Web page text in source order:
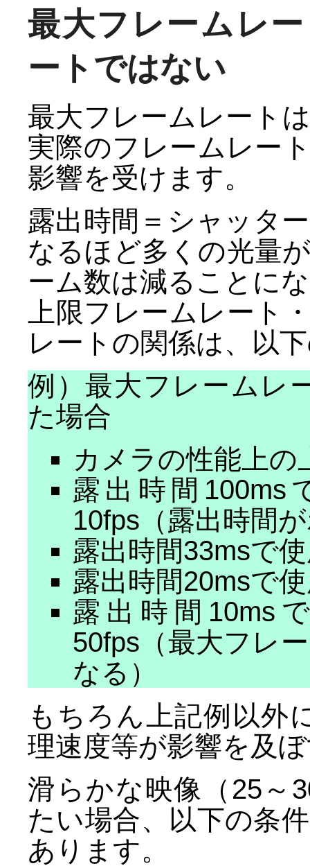
最大フレームレ
ートではない
最大フレームレート
実際のフレームレー
影響を受けます。
露出時間＝シャッタ
なるほど多くの光量
ーム数は減ることに
上限フレームレート
レートの関係は、以
例）最大フレームレ
た場合
カメラの性能上の
露出時間100ms
10fps（露出時間
露出時間33msで
露出時間20msで
露出時間10ms
50fps（最大フレ
なる）
もちろん上記例以外
理速度等が影響を及
滑らかな映像（25～
たい場合、以下の条
あります。